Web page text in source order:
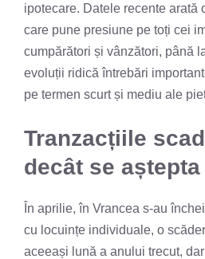
ipotecare. Datele recente arată
care pune presiune pe toți cei
cumpărători și vânzători, până
evoluții ridică întrebări
pe termen scurt și mediu ale
Tranzacțiile
decât se aștepta
În aprilie, în Vrancea s-au
cu locuințe individuale, o
aceeași lună a anului trecut,